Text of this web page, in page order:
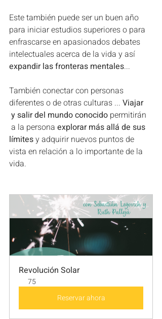
Este también puede ser un buen año
para iniciar estudios superiores o para
enfrascarse en apasionados debates
intelectuales acerca de la vida y así
expandir las fronteras mentales...
También conectar con personas
diferentes o de otras culturas ... Viajar
y salir del mundo conocido permitirán
a la persona explorar más allá de sus
límites y adquirir nuevos puntos de
vista en relación a lo importante de la
vida.
Revolución Solar
75
Reservar ahora